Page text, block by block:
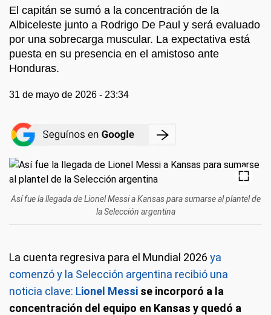
El capitán se sumó a la concentración de la
Albiceleste junto a Rodrigo De Paul y será evaluado
por una sobrecarga muscular. La expectativa está
puesta en su presencia en el amistoso ante
Honduras.
31 de mayo de 2026 - 23:34
Así fue la llegada de Lionel Messi a Kansas para sumarse al plantel de
la Selección argentina
La cuenta regresiva para el Mundial 2026 ya
comenzó y la Selección argentina recibió una
noticia clave: Lionel Messi se incorporó a la
concentración del equipo en Kansas y quedó a